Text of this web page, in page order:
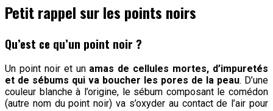
Petit rappel sur les points noirs
Qu’est ce qu’un point noir ?
Un point noir et un amas de cellules mortes, d’impuretés
et de sébums qui va boucher les pores de la peau. D’une
couleur blanche à l’origine, le sébum composant le comédon
(autre nom du point noir) va s’oxyder au contact de l’air pour